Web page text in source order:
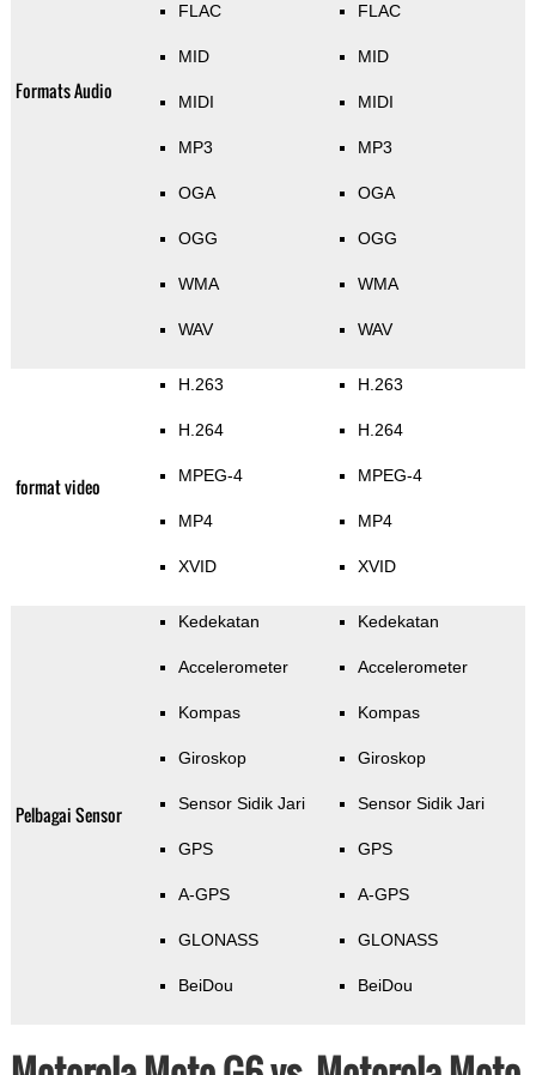
Formats Audio
FLAC
MID
MIDI
MP3
OGA
OGG
WMA
WAV
FLAC
MID
MIDI
MP3
OGA
OGG
WMA
WAV
format video
H.263
H.264
MPEG-4
MP4
XVID
H.263
H.264
MPEG-4
MP4
XVID
Pelbagai Sensor
Kedekatan
Accelerometer
Kompas
Giroskop
Sensor Sidik Jari
GPS
A-GPS
GLONASS
BeiDou
Kedekatan
Accelerometer
Kompas
Giroskop
Sensor Sidik Jari
GPS
A-GPS
GLONASS
BeiDou